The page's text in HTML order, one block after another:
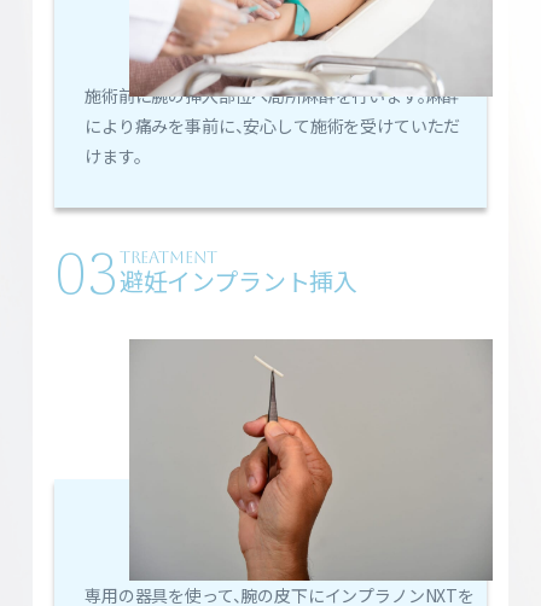
施術前に腕の挿入部位へ局所麻酔を行います。麻酔
により痛みを事前に、安心して施術を受けていただ
けます。
03 TREATMENT
避妊インプラント挿入
専用の器具を使って、腕の皮下にインプラノンNXTを